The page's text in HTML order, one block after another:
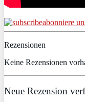
abonniere
Rezensionen
Keine Rezensionen
Neue Rezension